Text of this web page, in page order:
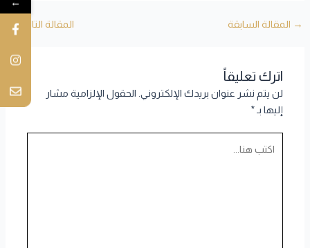
→ المقالة السابقة المقالة التالية←
اترك تعليقاً
لن يتم نشر عنوان بريدك الإلكتروني. الحقول الإلزامية مشار
إليها بـ*